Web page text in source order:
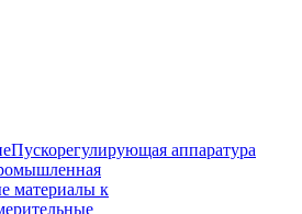
Пускорегулирующая аппаратура
материалы к